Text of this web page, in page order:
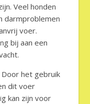
Veel honden
darmproblemen
voer.
bij aan een
Door het gebruik
dit voer
kan zijn voor